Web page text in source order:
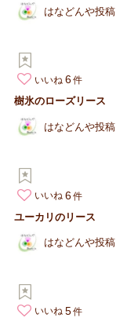
はなどんや投稿
いいね 6
樹氷のローズリース
はなどんや投稿
いいね 6
ユーカリのリース
はなどんや投稿
いいね 5